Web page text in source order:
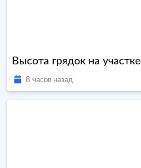
Высота грядок на участке
8 часов назад